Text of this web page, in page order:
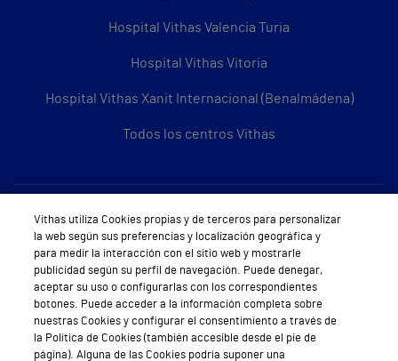
Hospital Vithas Valencia Turia
Hospital Vithas Vitoria
Hospital Vithas Xanit Internacional (Benalmádena)
Todos los centros Vithas
Sobre Vithas
Quiénes somos
Trabajar en Vithas
Teléfono Cita Médica
Teléfono Atención al Cliente
Vithas utiliza Cookies propias y de terceros para personalizar
la web según sus preferencias y localización geográfica y
para medir la interacción con el sitio web y mostrarle
publicidad según su perfil de navegación. Puede denegar,
aceptar su uso o configurarlas con los correspondientes
botones. Puede acceder a la información completa sobre
nuestras Cookies y configurar el consentimiento a través de
la Política de Cookies (también accesible desde el pie de
página). Alguna de las Cookies podría suponer una